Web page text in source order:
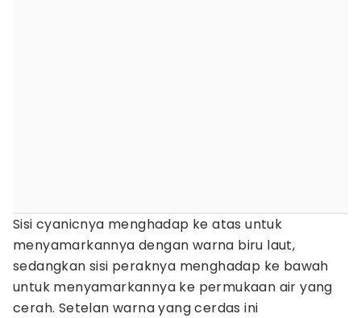
Sisi cyanicnya menghadap ke atas untuk
menyamarkannya dengan warna biru laut,
sedangkan sisi peraknya menghadap ke bawah
untuk menyamarkannya ke permukaan air yang
cerah. Setelan warna yang cerdas ini